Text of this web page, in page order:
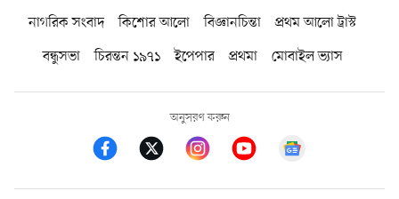
নাগরিক সংবাদ কিশোর আলো বিজ্ঞানচিন্তা
প্রথম আলো ট্রাস্ট
বন্ধুসভা
চিরন্তন ১৯৭১ ইপেপার প্রথমা মোবাইল ভ্যাস
অনুসরণ করুন